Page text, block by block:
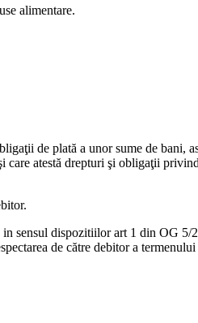
alimentare.
de plată a unor sume de bani,
atestă drepturi şi obligaţii
in sensul dispozitiilor art 1 din OG
de către debitor a termenului